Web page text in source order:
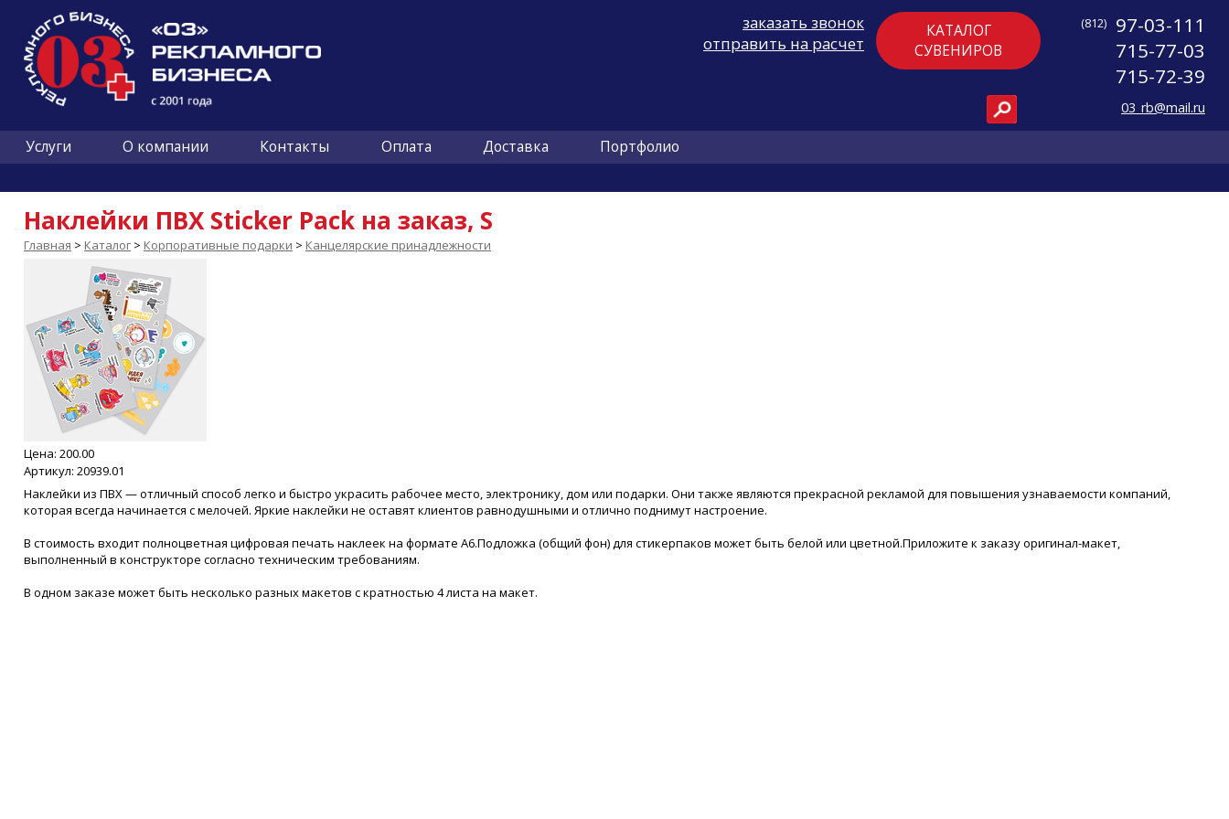
(812)
97-03-111
715-77-03
715-72-39
03_rb@mail.ru
КАТАЛОГ
СУВЕНИРОВ
заказать звонок
отправить на расчет
Услуги О компании Контакты Оплата Доставка Портфолио
Наклейки ПВХ Sticker Pack на заказ, S
Главная > Каталог > Корпоративные подарки > Канцелярские принадлежности
Цена: 200.00
Артикул: 20939.01
Наклейки из ПВХ — отличный способ легко и быстро украсить рабочее место, электронику, дом или подарки. Они также являются прекрасной рекламой для повышения узнаваемости компаний,
которая всегда начинается с мелочей. Яркие наклейки не оставят клиентов равнодушными и отлично поднимут настроение.
В стоимость входит полноцветная цифровая печать наклеек на формате А6.Подложка (общий фон) для стикерпаков может быть белой или цветной.Приложите к заказу оригинал-макет,
выполненный в конструкторе согласно техническим требованиям.
В одном заказе может быть несколько разных макетов с кратностью 4 листа на макет.